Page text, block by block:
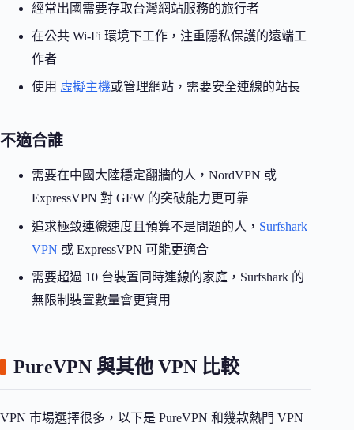
經常出國需要存取台灣網站服務的旅行者
在公共 Wi-Fi 環境下工作，注重隱私保護的遠端工
作者
使用 虛擬主機或管理網站，需要安全連線的站長
不適合誰
需要在中國大陸穩定翻牆的人，NordVPN 或
ExpressVPN 對 GFW 的突破能力更可靠
追求極致連線速度且預算不是問題的人， Surfshark
VPN 或 ExpressVPN 可能更適合
需要超過 10 台裝置同時連線的家庭，Surfshark 的
無限制裝置數量會更實用
PureVPN 與其他 VPN 比較
VPN 市場選擇很多，以下是 PureVPN 和幾款熱門 VPN